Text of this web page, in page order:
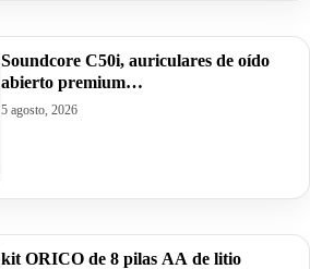
Soundcore C50i, auriculares de oído
abierto premium…
5 agosto, 2026
kit ORICO de 8 pilas AA de litio